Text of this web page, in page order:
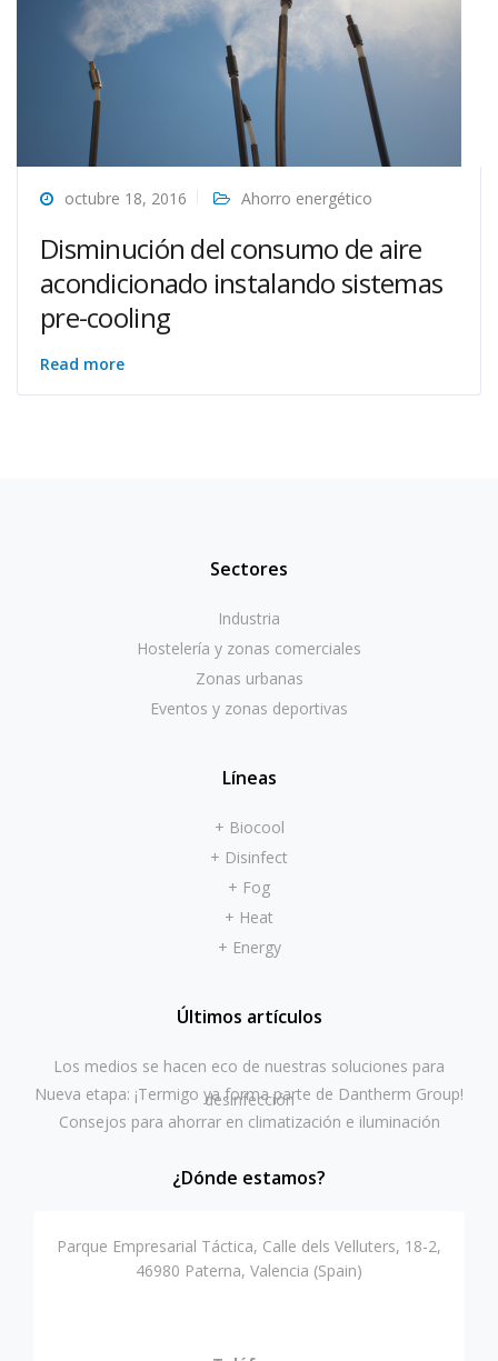
octubre 18, 2016 Ahorro energético
Disminución del consumo de aire
acondicionado instalando sistemas
pre-cooling
Read more
Sectores
Industria
Hostelería y zonas comerciales
Zonas urbanas
Eventos y zonas deportivas
Líneas
+ Biocool
+ Disinfect
+ Fog
+ Heat
+ Energy
Últimos artículos
Los medios se hacen eco de nuestras soluciones para
desinfección
Nueva etapa: ¡Termigo ya forma parte de Dantherm Group!
Consejos para ahorrar en climatización e iluminación
¿Dónde estamos?
Parque Empresarial Táctica, Calle dels Velluters, 18-2,
46980 Paterna, Valencia (Spain)